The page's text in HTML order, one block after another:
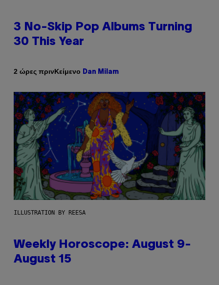
3 No-Skip Pop Albums Turning
30 This Year
2 ώρες πρινΚείμενο Dan Milam
ILLUSTRATION BY REESA
Weekly Horoscope: August 9-
August 15